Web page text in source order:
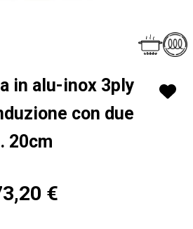
in alu-inox 3ply
con due
20cm
€